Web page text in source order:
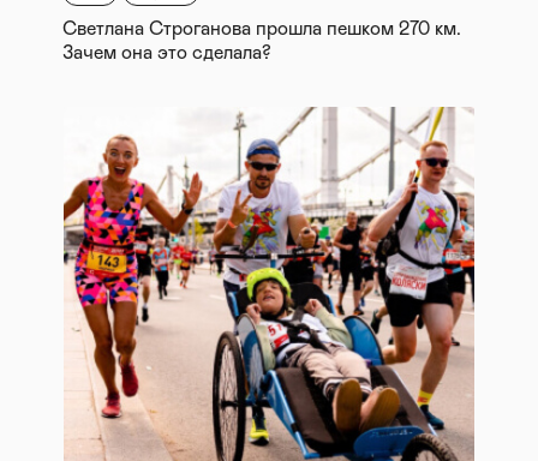
Светлана Строганова прошла пешком 270 км.
Зачем она это сделала?